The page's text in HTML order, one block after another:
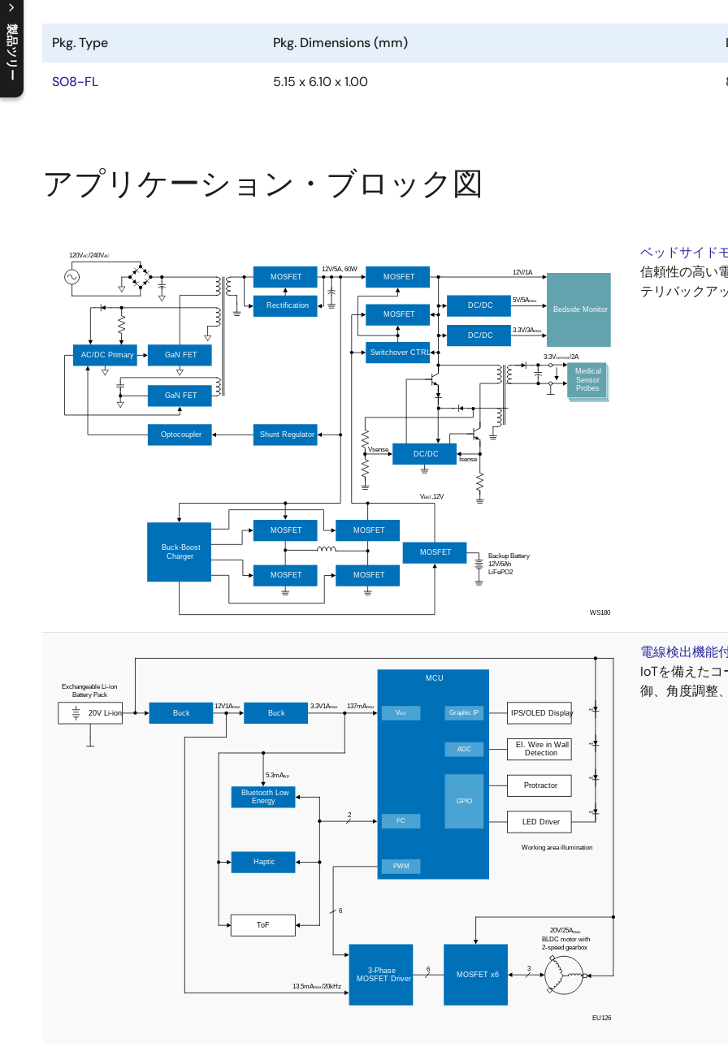
製品ツリー
C
l
o
s
e
p
r
o
d
u
c
t
t
r
e
e
m
e
n
O
p
e
n
p
r
o
d
u
c
t
t
r
e
e
m
e
n
Pkg. Type Pkg. Dimensions (mm)
SO8-FL 5.15 x 6.10 x 1.00
アプリケーション・ブロック図
ベッドサイド
信頼性の高い
テリバックア
電線検出機能
IoTを備えた
御、角度調整